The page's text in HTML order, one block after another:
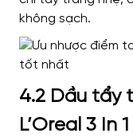
không sạch.
4.2 Dầu tẩy
L’Oreal 3 In